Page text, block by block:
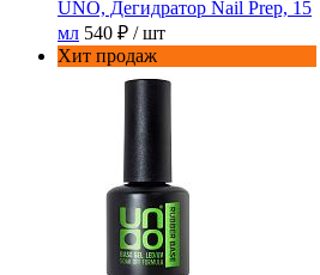
UNO, Дегидратор Nail Prep, 15
мл 540 ₽ / шт
Хит продаж